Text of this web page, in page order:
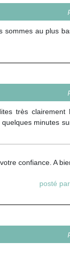
sommes au plus
très clairement
minutes
confiance. A
posté